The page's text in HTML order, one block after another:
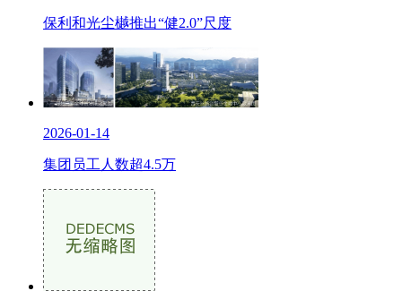
保利和光尘樾推出“健2.0”尺度
2026-01-14
集团员工人数超4.5万